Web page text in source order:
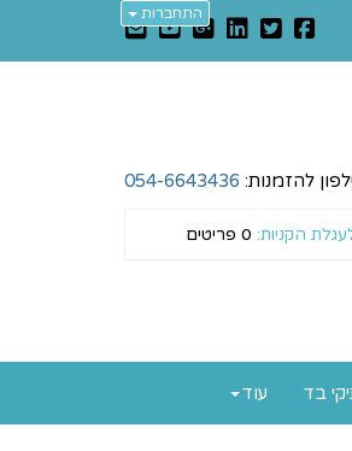
התחברות
להזמנות: 054-6643436
0
בד עוד